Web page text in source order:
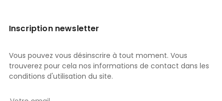
Inscription newsletter
Vous pouvez vous désinscrire à tout moment. Vous
trouverez pour cela nos informations de contact dans les
conditions d'utilisation du site.